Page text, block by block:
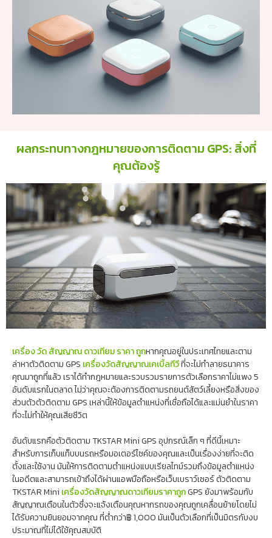
ผลกระทบทางกฎหมายของการติดตาม GPS: สิ่งที่
คุณต้องรู้
เครื่อง วัด สัญญาณ ดาวเทียม ราคา ถูกหากคุณอยู่ในประเทศไทยและตาม
ล่าหาตัวติดตาม GPS เครื่องวัดสัญญาณเคเบิ้ลทีวีที่จะไม่ทำลายธนาคาร
คุณมาถูกที่แล้ว เราได้ทำกฎหมายและรวบรวมรายการตัวเลือกราคาไม่แพง 5
อันดับแรกในตลาด ไม่ว่าคุณจะต้องการติดตามรถยนต์สัตว์เลี้ยงหรือสิ่งของ
ส่วนตัวตัวติดตาม GPS เหล่านี้ให้ข้อมูลตำแหน่งที่เชื่อถือได้และแม่นยำในราคา
ที่จะไม่ทำให้คุณเสียชีวิต
อันดับแรกคือตัวติดตาม TKSTAR Mini GPS อุปกรณ์เล็ก ๆ ที่ดีนี้เหมาะ
สำหรับการเก็บแท็บบนรถหรือมอเตอร์ไซค์ของคุณและเป็นเรื่องง่ายที่จะติด
ตั้งและใช้งาน มันให้การติดตามตำแหน่งแบบเรียลไทม์รวมถึงข้อมูลตำแหน่ง
ในอดีตและสามารถเข้าถึงได้ผ่านแอพมือถือหรือเว็บเบราว์เซอร์ ตัวติดตาม
TKSTAR Mini เครื่องวัดสัญญาณดาวเทียมราคาถูกGPS ยังมาพร้อมกับ
สัญญาณเตือนในตัวซึ่งจะแจ้งเตือนคุณหากรถของคุณถูกเคลื่อนย้ายโดยไม่
ได้รับความยินยอมจากคุณ ที่ต่ำกว่า฿ 1,000 มันเป็นตัวเลือกที่เป็นมิตรกับงบ
ประมาณที่ไม่ได้ใช้คุณสมบัติ